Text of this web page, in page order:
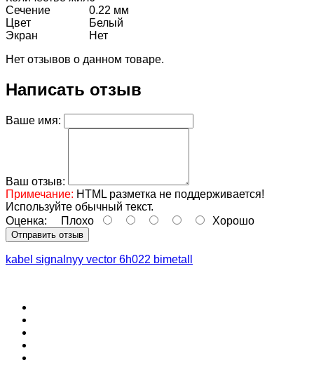
Сечение
0.22 мм
Цвет
Белый
Экран
Нет
Нет отзывов о данном товаре.
Написать отзыв
Ваше имя:
Ваш отзыв:
Примечание: HTML разметка не поддерживается!
Используйте обычный текст.
Оценка: Плохо Хорошо
Отправить отзыв
kabel signalnyy vector 6h022 bimetall